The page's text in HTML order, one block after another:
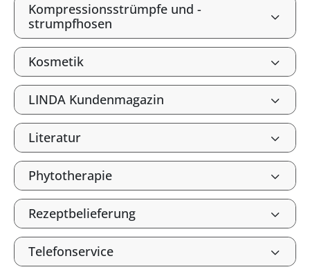
Kompressionsstrümpfe und -
strumpfhosen
Kosmetik
LINDA Kundenmagazin
Literatur
Phytotherapie
Rezeptbelieferung
Telefonservice